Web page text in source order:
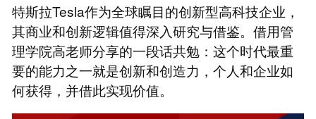
特斯拉Tesla作为全球瞩目的创新型高科技企业，
其商业和创新逻辑值得深入研究与借鉴。借用管
理学院高老师分享的一段话共勉：这个时代最重
要的能力之一就是创新和创造力，个人和企业如
何获得，并借此实现价值。